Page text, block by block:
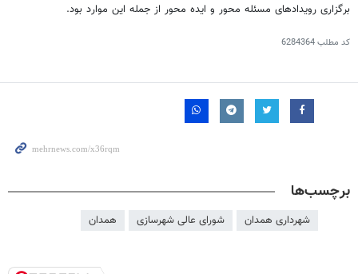
برگزاری رویدادهای مسئله محور و ایده محور از جمله این موارد بود.
کد مطلب6284364
برچسب‌ها
شهرداری همدان شورای عالی شهرسازی همدان